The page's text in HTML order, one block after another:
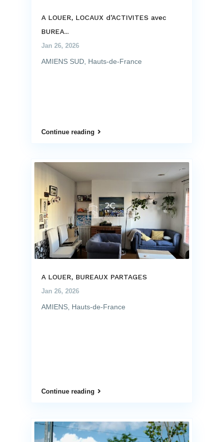
A LOUER, LOCAUX d’ACTIVITES avec
BUREA...
Jan 26, 2026
AMIENS SUD, Hauts-de-France
Continue reading
A LOUER, BUREAUX PARTAGES
Jan 26, 2026
AMIENS, Hauts-de-France
Continue reading